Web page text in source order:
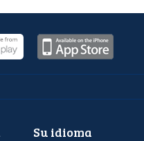
Su idioma